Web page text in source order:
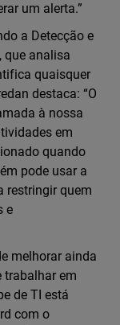
um alerta.”
a Detecção e
que analisa
quaisquer
destaca: “O
à nossa
em
quando
pode usar a
restringir quem
e
melhorar ainda
trabalhar em
de TI está
com o